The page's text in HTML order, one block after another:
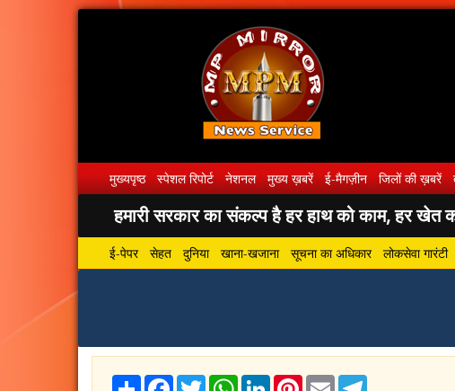
मुख्यपृष्ठ स्पेशल रिपोर्ट नेशनल मुख्य ख़बरें ई-मैगज़ीन जिलों की ख़बरें
हमारी सरकार का संकल्प है हर हाथ को काम, हर खेत
ई-पेपर सेहत दुनिया खाना-खजाना सूचना का अधिकार लोकसेवा गारंटी
ShareFacebook
TwitterWhatsApp
LinkedInPinterest
Email